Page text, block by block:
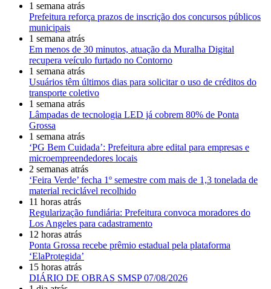
1 semana atrás
Prefeitura reforça prazos de inscrição dos concursos públicos
municipais
1 semana atrás
Em menos de 30 minutos, atuação da Muralha Digital
recupera veículo furtado no Contorno
1 semana atrás
Usuários têm últimos dias para solicitar o uso de créditos do
transporte coletivo
1 semana atrás
Lâmpadas de tecnologia LED já cobrem 80% de Ponta
Grossa
1 semana atrás
‘PG Bem Cuidada’: Prefeitura abre edital para empresas e
microempreendedores locais
2 semanas atrás
‘Feira Verde’ fecha 1º semestre com mais de 1,3 tonelada de
material reciclável recolhido
11 horas atrás
Regularização fundiária: Prefeitura convoca moradores do
Los Angeles para cadastramento
12 horas atrás
Ponta Grossa recebe prêmio estadual pela plataforma
‘ElaProtegida’
15 horas atrás
DIÁRIO DE OBRAS SMSP 07/08/2026